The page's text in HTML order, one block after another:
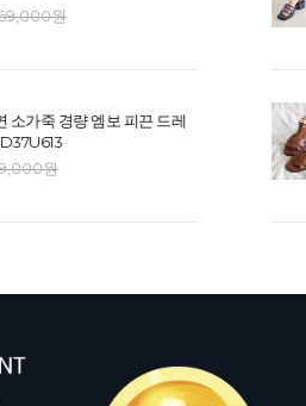
원
소가죽 경량 엠보 피끈 드레
원